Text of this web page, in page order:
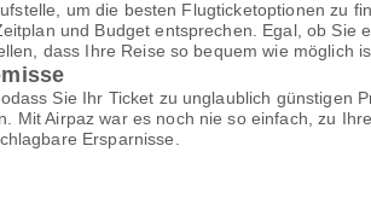
um die besten Flugticketoptionen zu
und Budget entsprechen. Egal, ob
dass Ihre Reise so bequem wie möglich
Sie Ihr Ticket zu unglaublich günstigen
Mit Airpaz war es noch nie so einfach, zu
Ersparnisse.